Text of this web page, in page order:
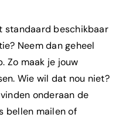
standaard beschikbaar
Neem dan geheel
Zo maak je jouw
Wie wil dat nou niet?
onderaan de
bellen mailen of